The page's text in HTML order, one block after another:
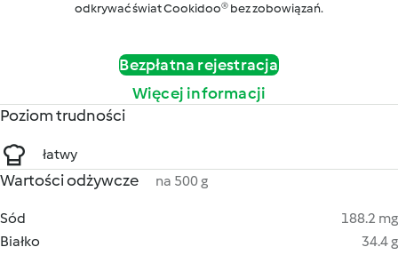
odkrywać świat Cookidoo® bez zobowiązań.
Bezpłatna rejestracja
Więcej informacji
Poziom trudności
łatwy
Wartości odżywcze na 500 g
Sód
188.2 mg
Białko
34.4 g